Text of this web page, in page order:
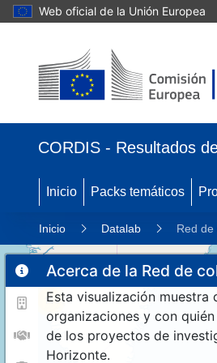
Web oficial de la Unión Europea
CORDIS - Resultados
Inicio Packs temáticos
Inicio Datalab Red de
Acerca de la Red de
Esta visualización muestra
organizaciones y con
de los proyectos de
Horizonte.
11